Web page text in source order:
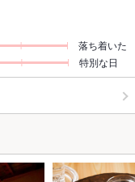
落ち着いた
特別な日